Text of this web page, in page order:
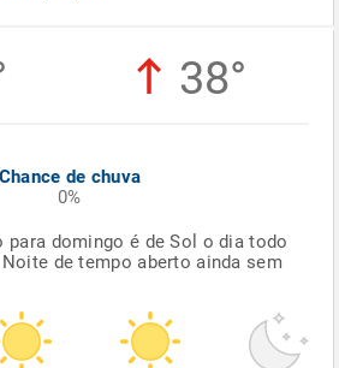
38°
Chance de chuva
0%
para domingo é de Sol o dia todo
de tempo aberto ainda sem